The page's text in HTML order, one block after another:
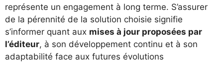
représente un engagement à long terme. S’assurer
de la pérennité de la solution choisie signifie
s’informer quant aux mises à jour proposées par
l’éditeur, à son développement continu et à son
adaptabilité face aux futures évolutions